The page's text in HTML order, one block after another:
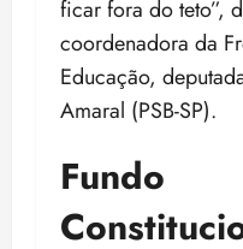
ficar fora do teto”,
coordenadora da
Educação,
Amaral (PSB-SP).
Fundo